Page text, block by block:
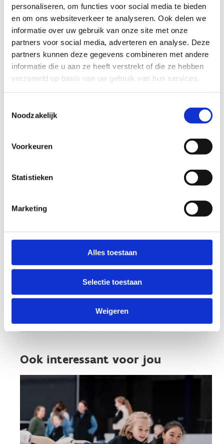
personaliseren, om functies voor social media te bieden
en om ons websiteverkeer te analyseren. Ook delen we
informatie over uw gebruik van onze site met onze
partners voor social media, adverteren en analyse. Deze
partners kunnen deze gegevens combineren met andere
informatie die u aan ze heeft verstrekt of die ze hebben
verzameld op basis van uw gebruik van hun services.
Noodzakelijk
Voorkeuren
Statistieken
Marketing
Alles toestaan
Selectie toestaan
Weigeren
Sleeën = extra schaatspret
Speelgoed op het ijs
Schaatsparcours voor kinderen
Swingende muziek voor kinderen
Tip: kom je met een groep van 15 personen of
meer? Dan geniet je van eenvoordelig
groepstarief
voor het schaatsen.
Ook interessant voor jou